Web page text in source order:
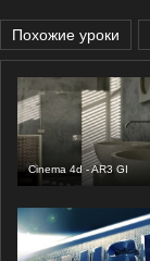
Похожие уроки
Cinema 4d - AR3 GI